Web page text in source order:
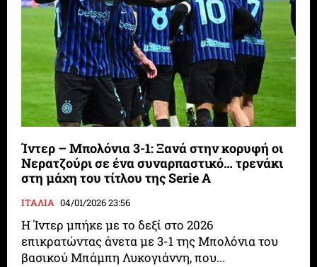
Ίντερ – Μπολόνια 3-1: Ξανά στην κορυφή οι
Νερατζούρι σε ένα συναρπαστικό… τρενάκι
στη μάχη του τίτλου της Serie A
ΙΤΑΛΙΑ 04/01/2026 23:56
Η Ίντερ μπήκε με το δεξί στο 2026
επικρατώντας άνετα με 3-1 της Μπολόνια του
βασικού Μπάμπη Λυκογιάννη, που...